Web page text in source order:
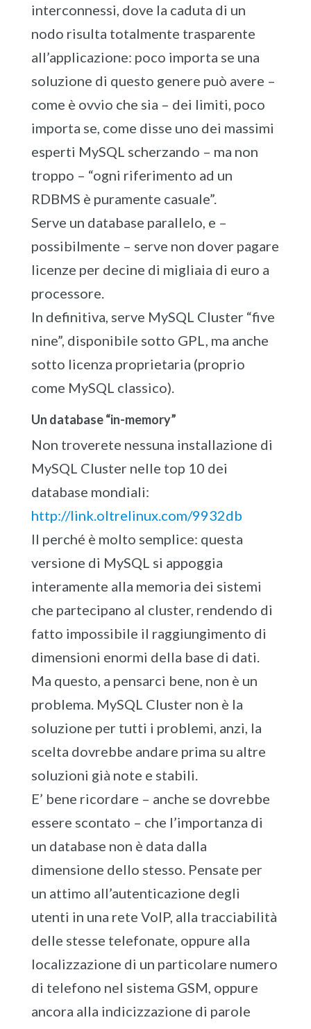
interconnessi, dove la caduta di un
nodo risulta totalmente trasparente
all’applicazione: poco importa se una
soluzione di questo genere può avere –
come è ovvio che sia – dei limiti, poco
importa se, come disse uno dei massimi
esperti MySQL scherzando – ma non
troppo – “ogni riferimento ad un
RDBMS è puramente casuale”.
Serve un database parallelo, e –
possibilmente – serve non dover pagare
licenze per decine di migliaia di euro a
processore.
In definitiva, serve MySQL Cluster “five
nine”, disponibile sotto GPL, ma anche
sotto licenza proprietaria (proprio
come MySQL classico).
Un database “in-memory”
Non troverete nessuna installazione di
MySQL Cluster nelle top 10 dei
database mondiali:
http://link.oltrelinux.com/9932db
Il perché è molto semplice: questa
versione di MySQL si appoggia
interamente alla memoria dei sistemi
che partecipano al cluster, rendendo di
fatto impossibile il raggiungimento di
dimensioni enormi della base di dati.
Ma questo, a pensarci bene, non è un
problema. MySQL Cluster non è la
soluzione per tutti i problemi, anzi, la
scelta dovrebbe andare prima su altre
soluzioni già note e stabili.
E’ bene ricordare – anche se dovrebbe
essere scontato – che l’importanza di
un database non è data dalla
dimensione dello stesso. Pensate per
un attimo all’autenticazione degli
utenti in una rete VoIP, alla tracciabilità
delle stesse telefonate, oppure alla
localizzazione di un particolare numero
di telefono nel sistema GSM, oppure
ancora alla indicizzazione di parole